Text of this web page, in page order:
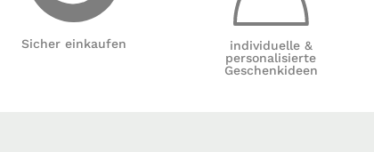
Sicher einkaufen
individuelle &
personalisierte
Geschenkideen